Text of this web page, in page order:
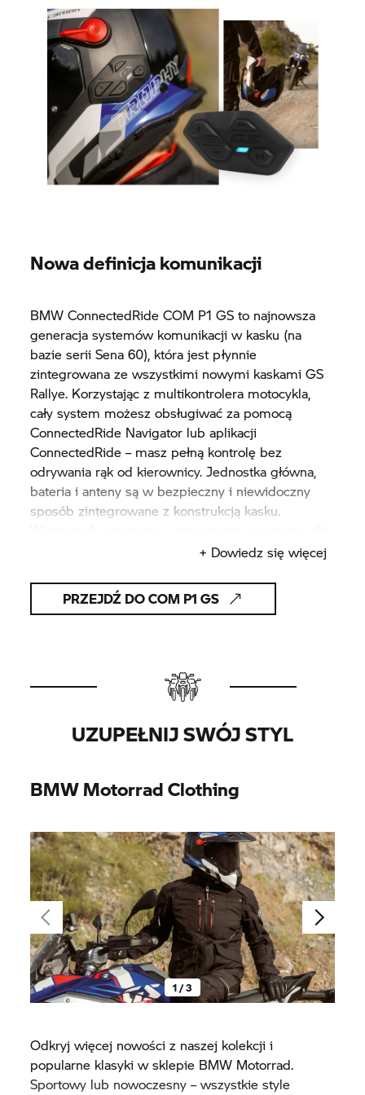
wyższy poziom?
Nowa definicja komunikacji
BMW ConnectedRide COM P1 GS to najnowsza
generacja systemów komunikacji w kasku (na
bazie serii Sena 60), która jest płynnie
zintegrowana ze wszystkimi nowymi kaskami GS
Rallye. Korzystając z multikontrolera motocykla,
cały system możesz obsługiwać za pomocą
ConnectedRide Navigator lub aplikacji
ConnectedRide – masz pełną kontrolę bez
odrywania rąk od kierownicy. Jednostka główna,
bateria i anteny są w bezpieczny i niewidoczny
sposób zintegrowane z konstrukcją kasku.
kierowców GS – nowy COM P1 GS oferuje
przygody.
+ Dowiedz się więcej
PRZEJDŹ DO COM P1 GS
UZUPEŁNIJ SWÓJ STYL
BMW Motorrad Clothing
1 / 3
Odkryj więcej nowości z naszej kolekcji i
popularne klasyki w sklepie BMW Motorrad.
Sportowy lub nowoczesny – wszystkie style